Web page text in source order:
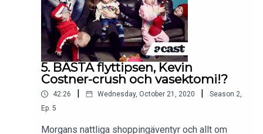
5. BÄSTA flyttipsen, Kevin
Costner-crush och vasektomi!?
42:26 Wednesday, October 21, 2020 Season 2,
Ep. 5
Morgans nattliga shoppingäventyr och allt om